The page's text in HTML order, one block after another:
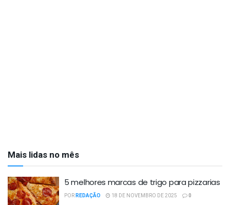
Mais lidas no mês
5 melhores marcas de trigo para pizzarias
PORREDAÇÃO 18 DE NOVEMBRO DE 2025 0